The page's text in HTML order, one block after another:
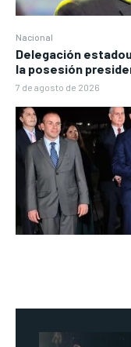
Nacional
Delegación
la posesión
7 de agosto de 2026